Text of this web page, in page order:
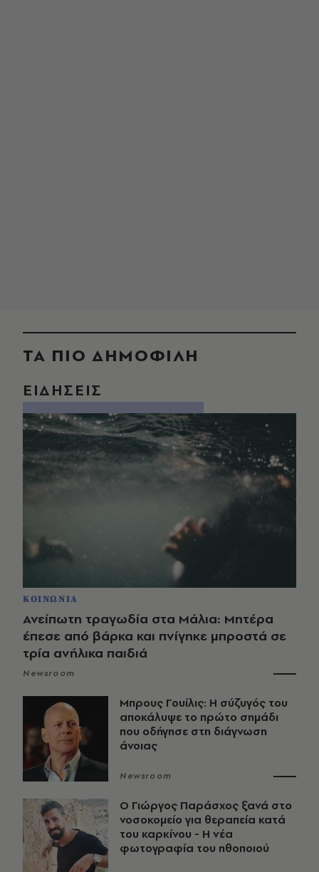
ΤΑ ΠΙΟ ΔΗΜΟΦΙΛΗ
ΕΙΔΗΣΕΙΣ
ΚΟΙΝΩΝΙΑ
Ανείπωτη τραγωδία στα Μάλια: Μητέρα
έπεσε από βάρκα και πνίγηκε μπροστά σε
τρία ανήλικα παιδιά
Newsroom
Μπρους Γουίλις: Η σύζυγός του
αποκάλυψε το πρώτο σημάδι
που οδήγησε στη διάγνωση
άνοιας
Newsroom
O Γιώργος Παράσχος ξανά στο
νοσοκομείο για θεραπεία κατά
του καρκίνου - Η νέα
φωτογραφία του ηθοποιού